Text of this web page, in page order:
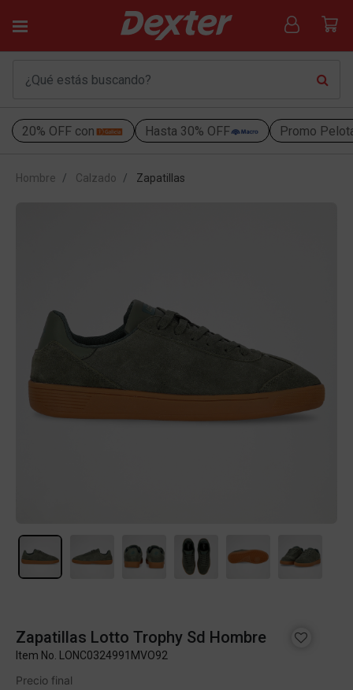
20% OFF con Hasta 30% OFF Promo
Hombre Calzado Zapatillas
Zapatillas Lotto Trophy Sd Hombre
Item No. LONC0324991MVO92
Precio final